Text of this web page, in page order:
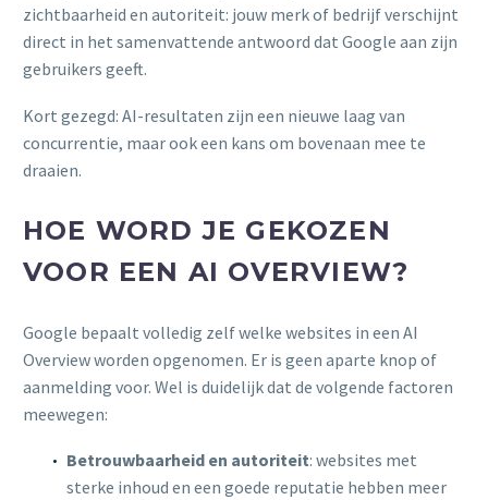
zichtbaarheid en autoriteit: jouw merk of bedrijf verschijnt
direct in het samenvattende antwoord dat Google aan zijn
gebruikers geeft.
Kort gezegd: AI-resultaten zijn een nieuwe laag van
concurrentie, maar ook een kans om bovenaan mee te
draaien.
HOE WORD JE GEKOZEN
VOOR EEN AI OVERVIEW?
Google bepaalt volledig zelf welke websites in een AI
Overview worden opgenomen. Er is geen aparte knop of
aanmelding voor. Wel is duidelijk dat de volgende factoren
meewegen:
Betrouwbaarheid en autoriteit: websites met
sterke inhoud en een goede reputatie hebben meer